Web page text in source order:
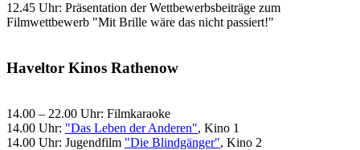
12.45 Uhr: Präsentation der Wettbewerbsbeiträge zum
Filmwettbewerb "Mit Brille wäre das nicht passiert!"
Haveltor Kinos Rathenow
14.00 – 22.00 Uhr: Filmkaraoke
14.00 Uhr: "Das Leben der Anderen", Kino 1
14.00 Uhr: Jugendfilm "Die Blindgänger", Kino 2